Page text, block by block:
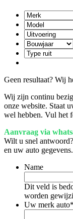
Geen resultaat? Wij
Wij zijn continu
onze website. Staat
wel hebben. Vul het
Aanvraag via
Wilt u snel
en uw auto gegevens.
Name
Dit veld is
worden
Uw merk auto*